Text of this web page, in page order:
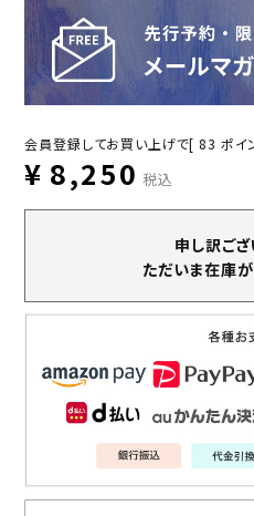
会員登録してお買い上げで[ 83 ポイ
¥ 8,250 税込
申し訳ござ
ただいま在庫が